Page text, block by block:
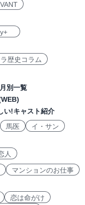
歴史コラム
別一覧
い!キャスト紹介
馬医
イ・サン
人
マンションのお仕事
恋は命がけ